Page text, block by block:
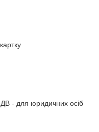
- для юридичних осіб